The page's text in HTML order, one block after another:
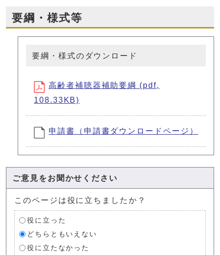
要綱・様式等
要綱・様式のダウンロード
高齢者補聴器補助要綱 (pdf,
108.33KB)
申請書（申請書ダウンロードページ）
ご意見をお聞かせください
このページは役に立ちましたか？
役に立った
どちらともいえない
役に立たなかった